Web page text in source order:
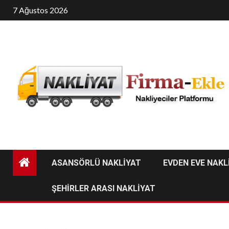
Skip
to
7 Ağustos 2026
ASANSÖRLÜ NAKLİYAT EVDEN EVE
ŞEHİRLER ARASI NAKLİYAT